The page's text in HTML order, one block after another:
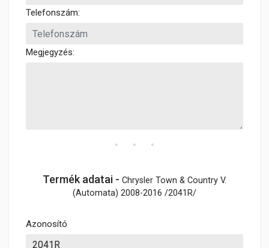
Telefonszám:
Megjegyzés:
Termék adatai - Chrysler Town & Country V.
(Automata) 2008-2016 /2041R/
Azonosító